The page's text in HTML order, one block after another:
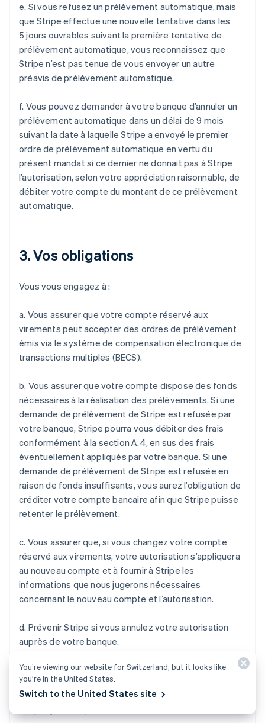
Juridique
Contrat d'utilisation du service Stripe
e. Si vous refusez un prélèvement automatique, mais
que Stripe effectue une nouvelle tentative dans les
5 jours ouvrables suivant la première tentative de
prélèvement automatique, vous reconnaissez que
Stripe n’est pas tenue de vous envoyer un autre
préavis de prélèvement automatique.
f. Vous pouvez demander à votre banque d’annuler un
prélèvement automatique dans un délai de 9 mois
suivant la date à laquelle Stripe a envoyé le premier
ordre de prélèvement automatique en vertu du
présent mandat si ce dernier ne donnait pas à Stripe
l’autorisation, selon votre appréciation raisonnable, de
débiter votre compte du montant de ce prélèvement
automatique.
3. Vos obligations
Vous vous engagez à :
a. Vous assurer que votre compte réservé aux
virements peut accepter des ordres de prélèvement
émis via le système de compensation électronique de
transactions multiples (BECS).
b. Vous assurer que votre compte dispose des fonds
nécessaires à la réalisation des prélèvements. Si une
demande de prélèvement de Stripe est refusée par
votre banque, Stripe pourra vous débiter des frais
conformément à la section A.4, en sus des frais
éventuellement appliqués par votre banque. Si une
demande de prélèvement de Stripe est refusée en
raison de fonds insuffisants, vous aurez l’obligation de
créditer votre compte bancaire afin que Stripe puisse
retenter le prélèvement.
c. Vous assurer que, si vous changez votre compte
réservé aux virements, votre autorisation s’appliquera
au nouveau compte et à fournir à Stripe les
informations que nous jugerons nécessaires
concernant le nouveau compte et l’autorisation.
d. Prévenir Stripe si vous annulez votre autorisation
auprès de votre banque.
Allemagne
DeutschEnglish
Australie
Autriche
DeutschEnglish
Belgique
Nederlands
English
Canada
Chine continentale
Chypre
Croatie
EnglishItaliano
Danemark
Émirats arabes unis
Espagne
Estonie
English
États-Unis
English Español简体中文
Finlande
France
Français English
English
Grèce
Hongrie
English
Inde
Irlande
Italie
Japon
日本語English
Lettonie
English
You’re viewing our website for Switzerland, but it looks like
you’re in the United States.
Switch to the United States site